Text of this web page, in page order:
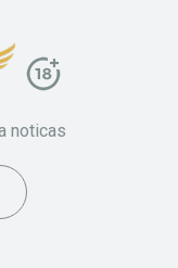
noticas